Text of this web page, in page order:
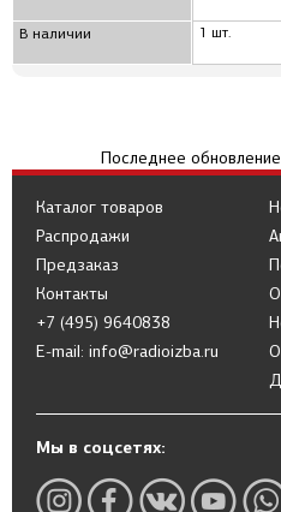
В наличии 1 шт.
Последнее
Каталог товаров
Распродажи
Предзаказ
Контакты
+7 (495) 9640838
E-mail: info@radioizba.ru
Мы в соцсетях: